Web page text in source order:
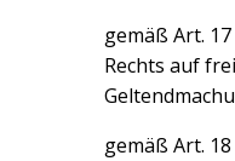
gemäß Art.
Rechts auf
gemäß Art.